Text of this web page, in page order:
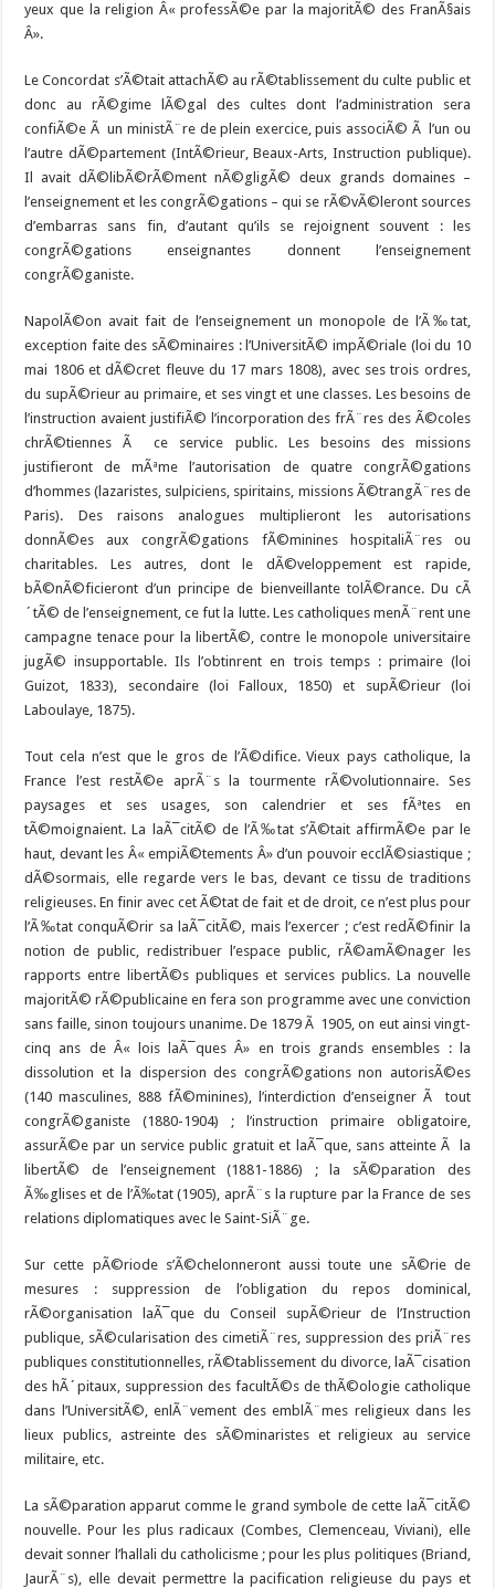
yeux que la religion Â« professÃ©e par la majoritÃ© des FranÃ§ais
Â».
Le Concordat s’Ã©tait attachÃ© au rÃ©tablissement du culte public et
donc au rÃ©gime lÃ©gal des cultes dont l’administration sera
confiÃ©e Ã un ministÃ¨re de plein exercice, puis associÃ© Ã l’un ou
l’autre dÃ©partement (IntÃ©rieur, Beaux-Arts, Instruction publique).
Il avait dÃ©libÃ©rÃ©ment nÃ©gligÃ© deux grands domaines –
l’enseignement et les congrÃ©gations – qui se rÃ©vÃ©leront sources
d’embarras sans fin, d’autant qu’ils se rejoignent souvent : les
congrÃ©gations enseignantes donnent l’enseignement
congrÃ©ganiste.
NapolÃ©on avait fait de l’enseignement un monopole de l’Ã‰tat,
exception faite des sÃ©minaires : l’UniversitÃ© impÃ©riale (loi du 10
mai 1806 et dÃ©cret fleuve du 17 mars 1808), avec ses trois ordres,
du supÃ©rieur au primaire, et ses vingt et une classes. Les besoins de
l’instruction avaient justifiÃ© l’incorporation des frÃ¨res des Ã©coles
chrÃ©tiennes Ã ce service public. Les besoins des missions
justifieront de mÃªme l’autorisation de quatre congrÃ©gations
d’hommes (lazaristes, sulpiciens, spiritains, missions Ã©trangÃ¨res de
Paris). Des raisons analogues multiplieront les autorisations
donnÃ©es aux congrÃ©gations fÃ©minines hospitaliÃ¨res ou
charitables. Les autres, dont le dÃ©veloppement est rapide,
bÃ©nÃ©ficieront d’un principe de bienveillante tolÃ©rance. Du cÃ
´tÃ© de l’enseignement, ce fut la lutte. Les catholiques menÃ¨rent une
campagne tenace pour la libertÃ©, contre le monopole universitaire
jugÃ© insupportable. Ils l’obtinrent en trois temps : primaire (loi
Guizot, 1833), secondaire (loi Falloux, 1850) et supÃ©rieur (loi
Laboulaye, 1875).
Tout cela n’est que le gros de l’Ã©difice. Vieux pays catholique, la
France l’est restÃ©e aprÃ¨s la tourmente rÃ©volutionnaire. Ses
paysages et ses usages, son calendrier et ses fÃªtes en
tÃ©moignaient. La laÃ¯citÃ© de l’Ã‰tat s’Ã©tait affirmÃ©e par le
haut, devant les Â« empiÃ©tements Â» d’un pouvoir ecclÃ©siastique ;
dÃ©sormais, elle regarde vers le bas, devant ce tissu de traditions
religieuses. En finir avec cet Ã©tat de fait et de droit, ce n’est plus pour
l’Ã‰tat conquÃ©rir sa laÃ¯citÃ©, mais l’exercer ; c’est redÃ©finir la
notion de public, redistribuer l’espace public, rÃ©amÃ©nager les
rapports entre libertÃ©s publiques et services publics. La nouvelle
majoritÃ© rÃ©publicaine en fera son programme avec une conviction
sans faille, sinon toujours unanime. De 1879 Ã 1905, on eut ainsi vingt-
cinq ans de Â« lois laÃ¯ques Â» en trois grands ensembles : la
dissolution et la dispersion des congrÃ©gations non autorisÃ©es
(140 masculines, 888 fÃ©minines), l’interdiction d’enseigner Ã tout
congrÃ©ganiste (1880-1904) ; l’instruction primaire obligatoire,
assurÃ©e par un service public gratuit et laÃ¯que, sans atteinte Ã la
libertÃ© de l’enseignement (1881-1886) ; la sÃ©paration des
Ã‰glises et de l’Ã‰tat (1905), aprÃ¨s la rupture par la France de ses
relations diplomatiques avec le Saint-SiÃ¨ge.
Sur cette pÃ©riode s’Ã©chelonneront aussi toute une sÃ©rie de
mesures : suppression de l’obligation du repos dominical,
rÃ©organisation laÃ¯que du Conseil supÃ©rieur de l’Instruction
publique, sÃ©cularisation des cimetiÃ¨res, suppression des priÃ¨res
publiques constitutionnelles, rÃ©tablissement du divorce, laÃ¯cisation
des hÃ´pitaux, suppression des facultÃ©s de thÃ©ologie catholique
dans l’UniversitÃ©, enlÃ¨vement des emblÃ¨mes religieux dans les
lieux publics, astreinte des sÃ©minaristes et religieux au service
militaire, etc.
La sÃ©paration apparut comme le grand symbole de cette laÃ¯citÃ©
nouvelle. Pour les plus radicaux (Combes, Clemenceau, Viviani), elle
devait sonner l’hallali du catholicisme ; pour les plus politiques (Briand,
JaurÃ¨s), elle devait permettre la pacification religieuse du pays et